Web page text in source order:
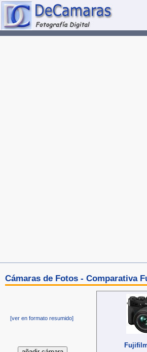
Cámaras de Fotos - Comparativa
[ver en formato resumido]
Fujifilm